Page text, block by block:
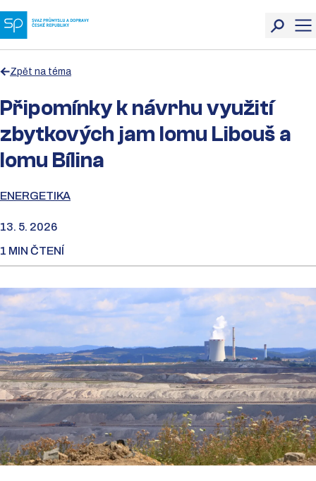
Zpět na téma
Připomínky k návrhu využití
zbytkových jam lomu Libouš a
lomu Bílina
ENERGETIKA
13. 5. 2026
1 MIN ČTENÍ